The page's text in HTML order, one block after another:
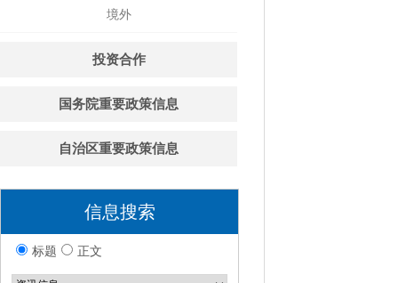
境外
投资合作
国务院重要政策信息
自治区重要政策信息
信息搜索
标题 正文